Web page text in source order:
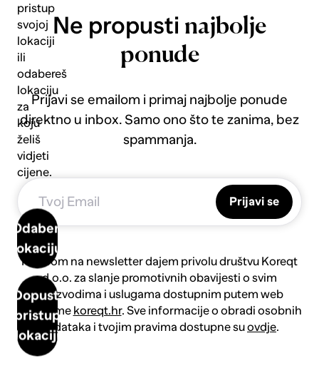
pristup
svojoj
lokaciji
ili
odabereš
lokaciju
za
koju
želiš
vidjeti
cijene.
Odaberi
lokaciju
Dopusti
pristup
lokaciji
Ne propusti najbolje
ponude
Prijavi se emailom i primaj najbolje ponude
direktno u inbox. Samo ono što te zanima, bez
spammanja.
Prijavi se
Prijavom na newsletter dajem privolu društvu Koreqt
d.o.o. za slanje promotivnih obavijesti o svim
proizvodima i uslugama dostupnim putem web
platforme koreqt.hr. Sve informacije o obradi osobnih
podataka i tvojim pravima dostupne suovdje.